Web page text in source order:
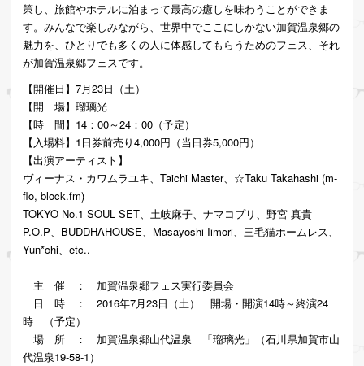
策し、旅館やホテルに泊まって最高の癒しを味わうことができま
す。みんなで楽しみながら、世界中でここにしかない加賀温泉郷の
魅力を、ひとりでも多くの人に体感してもらうためのフェス、それ
が加賀温泉郷フェスです。
【開催日】7月23日（土）
【開 場】瑠璃光
【時 間】14：00～24：00（予定）
【入場料】1日券前売り4,000円（当日券5,000円）
【出演アーティスト】
ヴィーナス・カワムラユキ、Taichi Master、☆Taku Takahashi (m-
flo, block.fm)
TOKYO No.1 SOUL SET、土岐麻子、ナマコプリ、野宮 真貴
P.O.P、BUDDHAHOUSE、Masayoshi Iimori、三毛猫ホームレス、
Yun*chi、etc..
主 催 ： 加賀温泉郷フェス実行委員会
日 時 ： 2016年7月23日（土） 開場・開演14時～終演24
時 （予定）
場 所 ： 加賀温泉郷山代温泉 「瑠璃光」（石川県加賀市山
代温泉19-58-1）